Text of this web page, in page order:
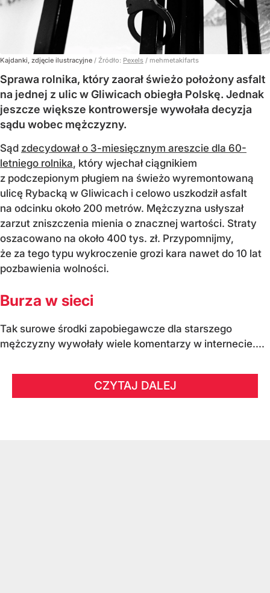
Kajdanki, zdjęcie ilustracyjne / Źródło: Pexels / mehmetakifarts
Sprawa rolnika, który zaorał świeżo położony asfalt
na jednej z ulic w Gliwicach obiegła Polskę. Jednak
jeszcze większe kontrowersje wywołała decyzja
sądu wobec mężczyzny.
Sąd zdecydował o 3-miesięcznym areszcie dla 60-
letniego rolnika, który wjechał ciągnikiem
z podczepionym pługiem na świeżo wyremontowaną
ulicę Rybacką w Gliwicach i celowo uszkodził asfalt
na odcinku około 200 metrów. Mężczyzna usłyszał
zarzut zniszczenia mienia o znacznej wartości. Straty
oszacowano na około 400 tys. zł. Przypomnijmy,
że za tego typu wykroczenie grozi kara nawet do 10 lat
pozbawienia wolności.
Burza w sieci
Tak surowe środki zapobiegawcze dla starszego
mężczyzny wywołały wiele komentarzy w internecie....
CZYTAJ DALEJ